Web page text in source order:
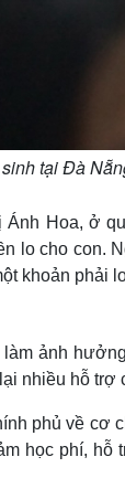
tại Đà
Ánh Hoa, ở
lo cho con.
khoản phải
làm ảnh
nhiều hỗ trợ
phủ về cơ
học phí,